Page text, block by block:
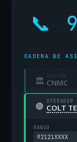
📞
CADENA DE
🏛 ORIGEN
CNMC
🟢
RANGO
92121XXXX